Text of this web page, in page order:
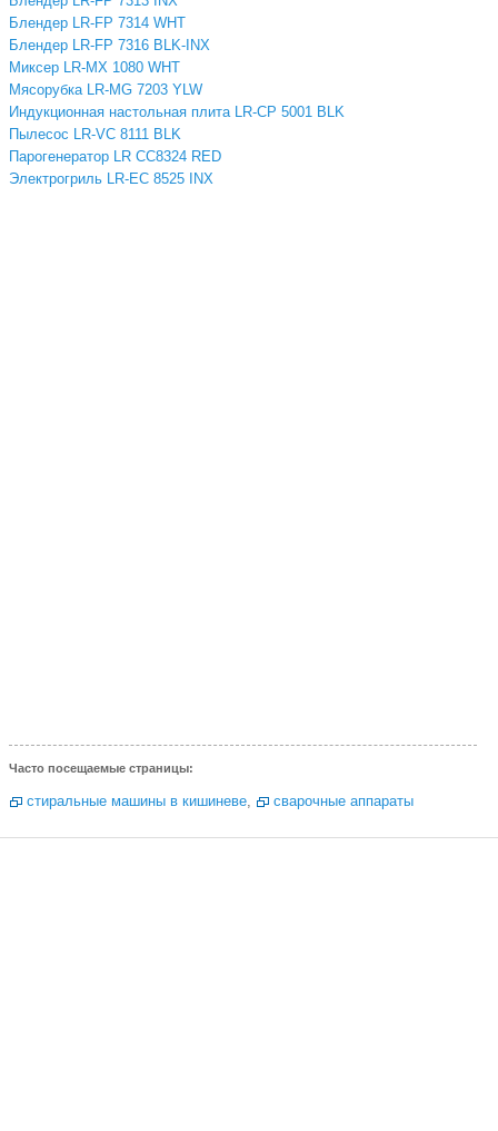
Блендер LR-FP 7314 WHT
Блендер LR-FP 7316 BLK-INX
Миксер LR-MX 1080 WHT
Мясорубка LR-MG 7203 YLW
Индукционная настольная плита LR-CP 5001 BLK
Пылесос LR-VC 8111 BLK
Парогенератор LR CC8324 RED
Электрогриль LR-EC 8525 INX
Часто посещаемые страницы:
стиральные машины в кишиневе, сварочные аппараты